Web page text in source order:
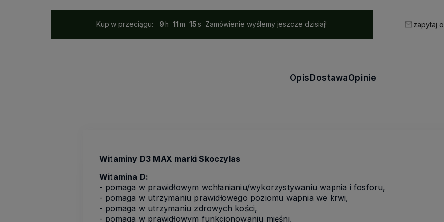
Kup w przeciągu: 9 11 14 Zamówienie wyślemy jeszcze dzisiaj! zapytaj
OpisDostawaOpinie
Witaminy D3 MAX marki Skoczylas
Witamina D:
- pomaga w prawidłowym wchłanianiu/wykorzystywaniu wapnia i fosforu,
- pomaga w utrzymaniu prawidłowego poziomu wapnia we krwi,
- pomaga w utrzymaniu zdrowych kości,
- pomaga w prawidłowym funkcjonowaniu mięśni,